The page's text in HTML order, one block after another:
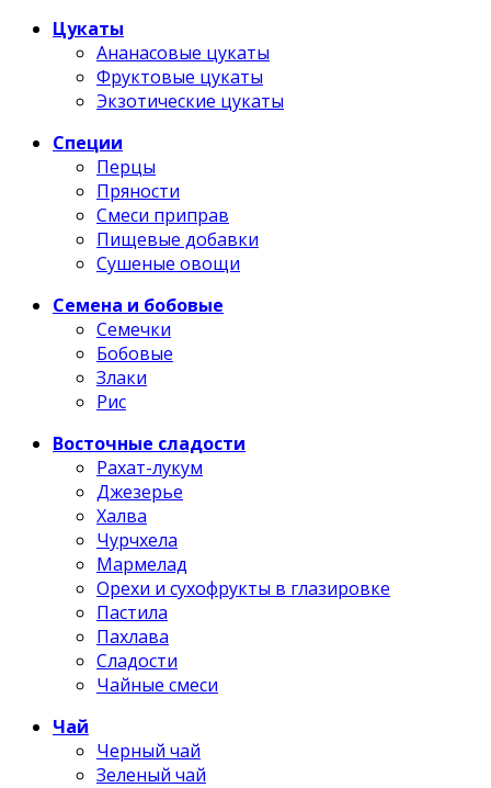
Цукаты
Ананасовые цукаты
Фруктовые цукаты
Экзотические цукаты
Специи
Перцы
Пряности
Смеси приправ
Пищевые добавки
Сушеные овощи
Семена и бобовые
Семечки
Бобовые
Злаки
Рис
Восточные сладости
Рахат-лукум
Джезерье
Халва
Чурчхела
Мармелад
Орехи и сухофрукты в глазировке
Пастила
Пахлава
Сладости
Чайные смеси
Чай
Черный чай
Зеленый чай